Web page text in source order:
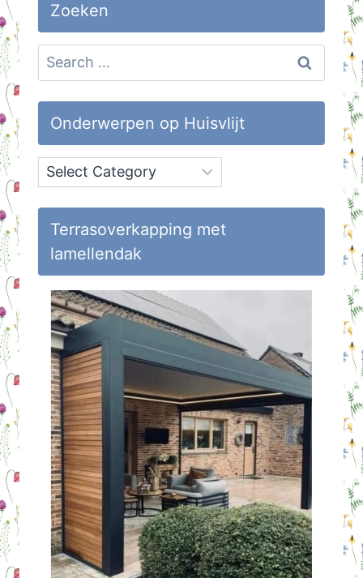
Zoeken
Search
for:
Onderwerpen op Huisvlijt
Onderwerpen
op
Huisvlijt
Terrasoverkapping met
lamellendak